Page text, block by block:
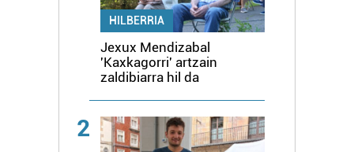
HILBERRIA
Jexux Mendizabal
'Kaxkagorri' artzain
zaldibiarra hil da
2